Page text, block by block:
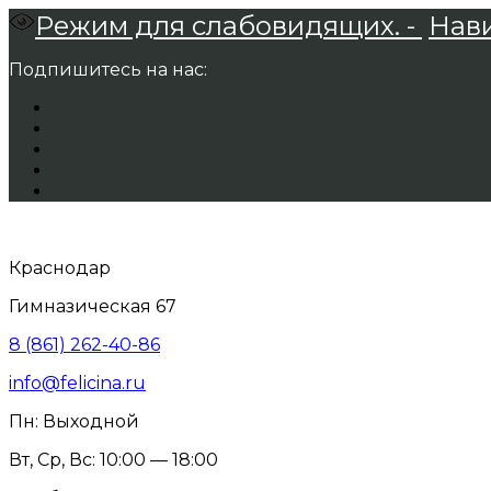
Режим для слабовидящих. -
Подпишитесь на нас:
Краснодар
Гимназическая 67
8 (861) 262-40-86
info@felicina.ru
Пн: Выходной
Вт, Ср, Вс: 10:00 — 18:00